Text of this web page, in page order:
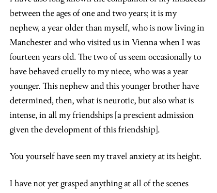
between the ages of one and two years; it is my
nephew, a year older than myself, who is now living in
Manchester and who visited us in Vienna when I was
fourteen years old. The two of us seem occasionally to
have behaved cruelly to my niece, who was a year
younger. This nephew and this younger brother have
determined, then, what is neurotic, but also what is
intense, in all my friendships [a prescient admission
given the development of this friendship].
You yourself have seen my travel anxiety at its height.
I have not yet grasped anything at all of the scenes